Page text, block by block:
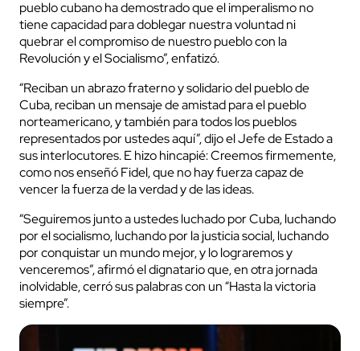
pueblo cubano ha demostrado que el imperalismo no
tiene capacidad para doblegar nuestra voluntad ni
quebrar el compromiso de nuestro pueblo con la
Revolución y el Socialismo”, enfatizó.
“Reciban un abrazo fraterno y solidario del pueblo de
Cuba, reciban un mensaje de amistad para el pueblo
norteamericano, y también para todos los pueblos
representados por ustedes aquí”, dijo el Jefe de Estado a
sus interlocutores. E hizo hincapié: Creemos firmemente,
como nos enseñó Fidel, que no hay fuerza capaz de
vencer la fuerza de la verdad y de las ideas.
“Seguiremos junto a ustedes luchado por Cuba, luchando
por el socialismo, luchando por la justicia social, luchando
por conquistar un mundo mejor, y lo lograremos y
venceremos”, afirmó el dignatario que, en otra jornada
inolvidable, cerró sus palabras con un “Hasta la victoria
siempre”.